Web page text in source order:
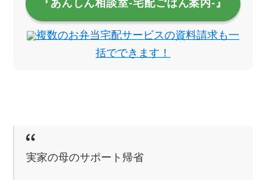
『あんしん相談室‐宅配ごはん案内‐』
複数のお弁当宅配サービスの資料請求も一
括でできます！
実家の母のサポート帰省